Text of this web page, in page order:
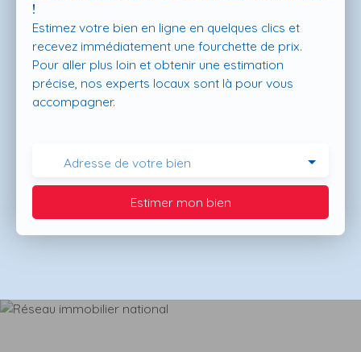
!
Estimez votre bien en ligne en quelques clics et
recevez immédiatement une fourchette de prix.
Pour aller plus loin et obtenir une estimation
précise, nos experts locaux sont là pour vous
accompagner.
Adresse de votre bien
Estimer mon bien